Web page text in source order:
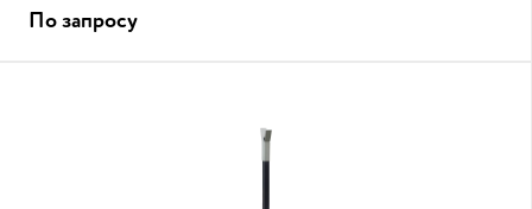
По запросу